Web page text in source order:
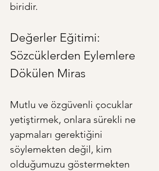
biridir.
Değerler Eğitimi:
Sözcüklerden Eylemlere
Dökülen Miras
Mutlu ve özgüvenli çocuklar
yetiştirmek, onlara sürekli ne
yapmaları gerektiğini
söylemekten değil, kim
olduğumuzu göstermekten